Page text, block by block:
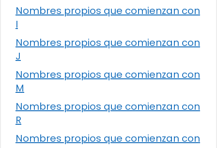
Nombres propios que comienzan con
I
Nombres propios que comienzan con
J
Nombres propios que comienzan con
M
Nombres propios que comienzan con
R
Nombres propios que comienzan con